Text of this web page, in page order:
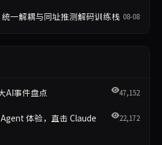
一解耦与同址推测解码训练栈 08-08
AI事件盘点 47,152
体验，直击 Claude
22,172